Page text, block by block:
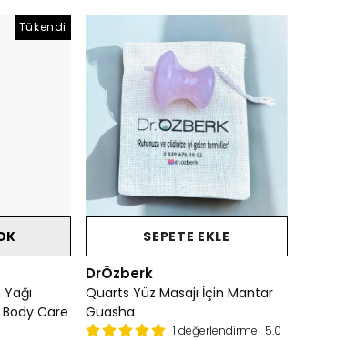
Tükendi
Care
SEPETE EKLE
DrÖzberk
Quarts Yüz Masajı İçin Mantar
Guasha
1 değerlendirme 5.0